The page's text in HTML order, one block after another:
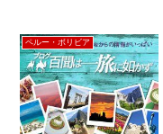
ペルー・ボリビア